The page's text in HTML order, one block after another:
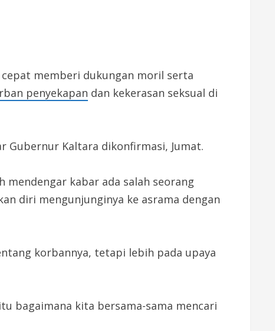
memberi dukungan moril serta
penyekapan dan kekerasan seksual di
Gubernur Kaltara dikonfirmasi, Jumat.
mendengar kabar ada salah seorang
diri mengunjunginya ke asrama dengan
korbannya, tetapi lebih pada upaya
bagaimana kita bersama-sama mencari